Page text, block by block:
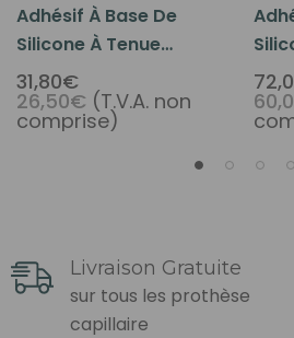
Adhésif À Base De
Silicone À Tenue
Extrême 1.4 Oz
31,80€
26,50€ (T.V.A. non
comprise)
Livraison Gratuite
sur tous les prothèse
capillaire